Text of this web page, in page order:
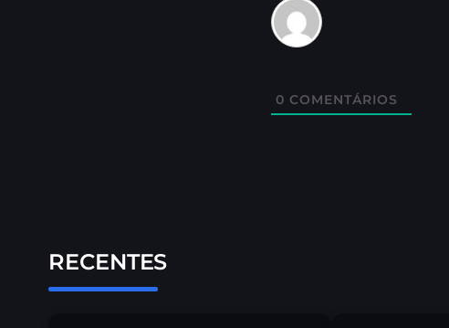
0 COMENTÁRIOS
RECENTES